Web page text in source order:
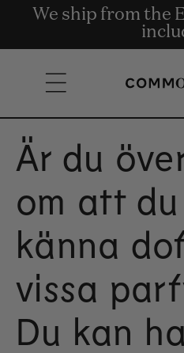
Skip to
Gratis leverans
minst
We ship from the
Get rewards
Är du
om att
känna
vissa
Du kan